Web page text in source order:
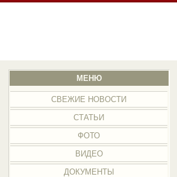
МЕНЮ
СВЕЖИЕ НОВОСТИ
СТАТЬИ
ФОТО
ВИДЕО
ДОКУМЕНТЫ